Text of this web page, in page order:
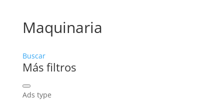
Maquinaria
Buscar
Más filtros
Ads type